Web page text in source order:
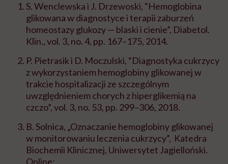
S. Wenclewska i J. Drzewoski, “Hemoglobina
glikowana w diagnostyce i terapii zaburzeń
homeostazy glukozy — blaski i cienie”, Diabetol.
Klin., vol. 3, no. 4, pp. 167–175, 2014.
P. Pietrasik i D. Moczulski, “Diagnostyka cukrzycy
z wykorzystaniem hemoglobiny glikowanej w
trakcie hospitalizacji ze szczególnym
uwzględnieniem chorych z hiperglikemią na
czczo”, vol. 3, no. 53, pp. 299–306, 2018.
B. Solnica, „Oznaczanie hemoglobiny glikowanej
w monitorowaniu leczenia cukrzycy”, Katedra
Biochemii Klinicznej, Uniwersytet Jagielloński.
Online: